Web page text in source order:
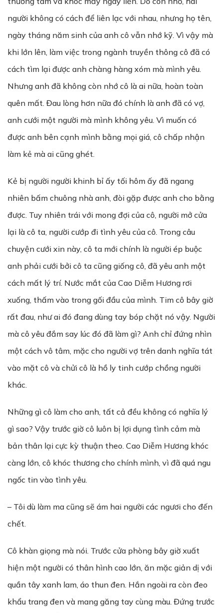
người không có cách để liên lạc với nhau, nhưng họ tên,
ngày tháng năm sinh của anh cô vẫn nhớ kỹ. Vì vậy mà
khi lớn lên, làm việc trong ngành truyền thông cô đã có
cách tìm lại được anh chàng hàng xóm mà mình yêu.
Nhưng anh đã không còn nhớ cô là ai nữa, hoàn toàn
quên mất. Đau lòng hơn nữa đó chính là anh đã có vợ,
anh cưới một người mà mình không yêu. Vì muốn có
được anh bên cạnh mình bằng mọi giá, cô chấp nhận
làm kẻ mà ai cũng ghét.
Kẻ bị người người khinh bỉ ấy tối hôm ấy đã ngang
nhiên bấm chuông nhà anh, đòi gặp được anh cho bằng
được. Tuy nhiên trái với mong đợi của cô, người mở cửa
lại là cô ta, người cướp đi tình yêu của cô. Trong câu
chuyện cưới xin này, cô ta mới chính là người ép buộc
anh phải cưới bởi cô ta cũng giống cô, đã yêu anh một
cách mất lý trí. Nước mắt của Cao Diễm Hương rơi
xuống, thấm vào trong gối đầu của mình. Tim cô bây giờ
rất đau, như ai đó đang dùng tay bóp chặt nó vậy. Người
mà cô yêu đắm say lúc đó đã làm gì? Anh chỉ đứng nhìn
một cách vô tâm, mặc cho người vợ trên danh nghĩa tát
vào mặt cô và chửi cô là hồ ly tinh cướp chồng người
khác.
Những gì cô làm cho anh, tất cả đều không có nghĩa lý
gì sao? Vậy trước giờ cô luôn bị lợi dụng tình cảm mà
bản thân lại cực kỳ thuận theo. Cao Diễm Hương khóc
càng lớn, cô khóc thương cho chính mình, vì đã quá ngu
ngốc tin vào tình yêu.
– Tôi dù làm ma cũng sẽ ám hai người các ngươi cho đến
chết.
Cô khàn giọng mà nói. Trước cửa phòng bây giờ xuất
hiện một người có thân hình cao lớn, ăn mặc giản dị với
quần tây xanh lam, áo thun đen. Hắn ngoài ra còn đeo
khẩu trang đen và mang găng tay cùng màu. Đứng trước